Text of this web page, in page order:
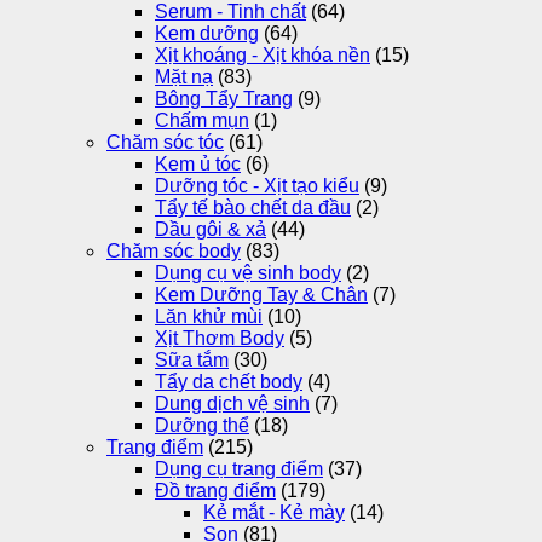
Serum - Tinh chất (64)
Kem dưỡng (64)
Xịt khoáng - Xịt khóa nền (15)
Mặt nạ (83)
Bông Tẩy Trang (9)
Chấm mụn (1)
Chăm sóc tóc (61)
Kem ủ tóc (6)
Dưỡng tóc - Xịt tạo kiểu (9)
Tẩy tế bào chết da đầu (2)
Dầu gôi & xả (44)
Chăm sóc body (83)
Dụng cụ vệ sinh body (2)
Kem Dưỡng Tay & Chân (7)
Lăn khử mùi (10)
Xịt Thơm Body (5)
Sữa tắm (30)
Tẩy da chết body (4)
Dung dịch vệ sinh (7)
Dưỡng thể (18)
Trang điểm (215)
Dụng cụ trang điểm (37)
Đồ trang điểm (179)
Kẻ mắt - Kẻ mày (14)
Son (81)